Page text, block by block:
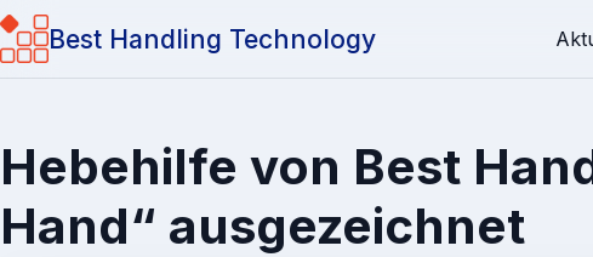
Best Handling Technology
Hebehilfe von Best
Hand“ ausgezeichnet